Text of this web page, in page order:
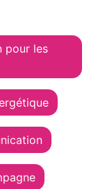
pour les